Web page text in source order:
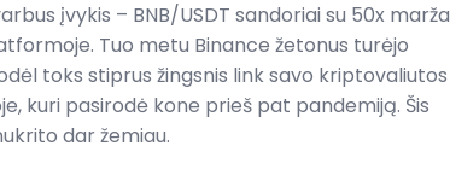
įvykis – BNB/USDT sandoriai su 50x marža
Tuo metu Binance žetonus turėjo
toks stiprus žingsnis link savo kriptovaliutos
kuri pasirodė kone prieš pat pandemiją. Šis
dar žemiau.